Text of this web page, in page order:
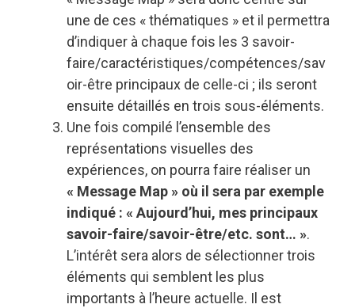
une de ces « thématiques » et il permettra
d’indiquer à chaque fois les 3 savoir-
faire/caractéristiques/compétences/sav
oir-être principaux de celle-ci ; ils seront
ensuite détaillés en trois sous-éléments.
Une fois compilé l’ensemble des
représentations visuelles des
expériences, on pourra faire réaliser un
« Message Map » où il sera par exemple
indiqué : « Aujourd’hui, mes principaux
savoir-faire/savoir-être/etc. sont… ».
L’intérêt sera alors de sélectionner trois
éléments qui semblent les plus
importants à l’heure actuelle. Il est